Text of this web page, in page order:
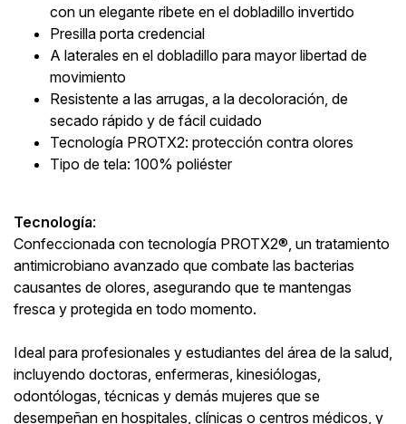
con un elegante ribete en el dobladillo invertido
Presilla porta credencial
A laterales en el dobladillo para mayor libertad de
movimiento
Resistente a las arrugas, a la decoloración, de
secado rápido y de fácil cuidado
Tecnología PROTX2: protección contra olores
Tipo de tela: 100% poliéster
Tecnología:
Confeccionada con tecnología PROTX2®, un tratamiento
antimicrobiano avanzado que combate las bacterias
causantes de olores, asegurando que te mantengas
fresca y protegida en todo momento.
Ideal para profesionales y estudiantes del área de la salud,
incluyendo doctoras, enfermeras, kinesiólogas,
odontólogas, técnicas y demás mujeres que se
desempeñan en hospitales, clínicas o centros médicos, y